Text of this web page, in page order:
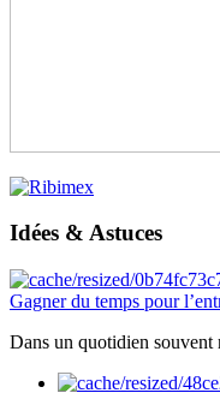
Idées & Astuces
Gagner du temps pour
Dans un quotidien souvent